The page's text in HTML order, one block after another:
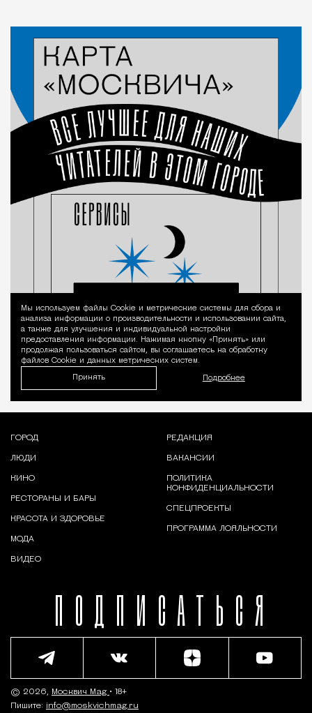
Уведомление
Мы используем файлы Сookie и метрические системы для сбора и
анализа информации о производительности и использовании сайта,
а также для улучшения и индивидуальной настройки
предоставления информации. Нажимая кнопку «Принять» или
продолжая пользоваться сайтом, вы соглашаетесь на обработку
файлов Cookie и данных метрических систем.
Принять Подробнее
ПОДПИСАТЬСЯ
ГОРОД
ЛЮДИ
КИНО
РЕСТОРАНЫ И БАРЫ
КРАСОТА И ЗДОРОВЬЕ
МОДА
ВИДЕО
РЕДАКЦИЯ
ВАКАНСИИ
ПОЛИТИКА
КОНФИДЕНЦИАЛЬНОСТИ
СПЕЦПРОЕКТЫ
ПРОГРАММА ЛОЯЛЬНОСТИ
© 2026, Москвич Mag • 18+
Пишите: info@moskvichmag.ru